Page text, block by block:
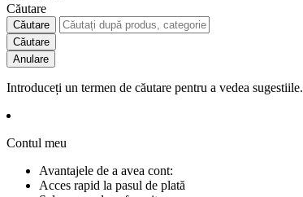
Căutare
Căutare
Căutare
Anulare
Introduceți un termen de căutare pentru a vedea sugestiile.
Contul meu
Avantajele de a avea cont:
Acces rapid la pasul de plată